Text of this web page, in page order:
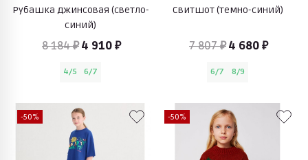
Рубашка джинсовая (светло-
синий)
8 184 ₽ 4 910 ₽
4/5 6/7
Свитшот (темно-синий)
7 807 ₽ 4 680 ₽
6/7 8/9
-50% -50%